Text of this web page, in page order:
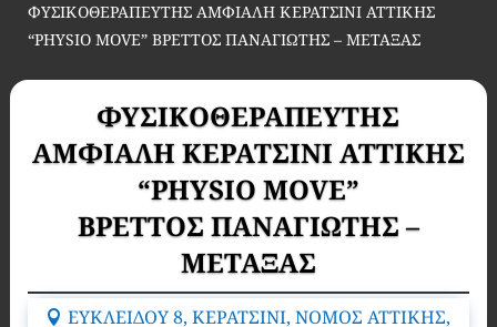
ΦΥΣΙΚΟΘΕΡΑΠΕΥΤΗΣ ΑΜΦΙΑΛΗ ΚΕΡΑΤΣΙΝΙ ΑΤΤΙΚΗΣ
“PHYSIO MOVE” ΒΡΕΤΤΟΣ ΠΑΝΑΓΙΩΤΗΣ – ΜΕΤΑΞΑΣ
ΦΥΣΙΚΟΘΕΡΑΠΕΥΤΗΣ
ΑΜΦΙΑΛΗ ΚΕΡΑΤΣΙΝΙ ΑΤΤΙΚΗΣ
“PHYSIO MOVE”
ΒΡΕΤΤΟΣ ΠΑΝΑΓΙΩΤΗΣ –
ΜΕΤΑΞΑΣ
ΕΥΚΛΕΙΔΟΥ 8, ΚΕΡΑΤΣΙΝΙ, ΝΟΜΟΣ ΑΤΤΙΚΗΣ,